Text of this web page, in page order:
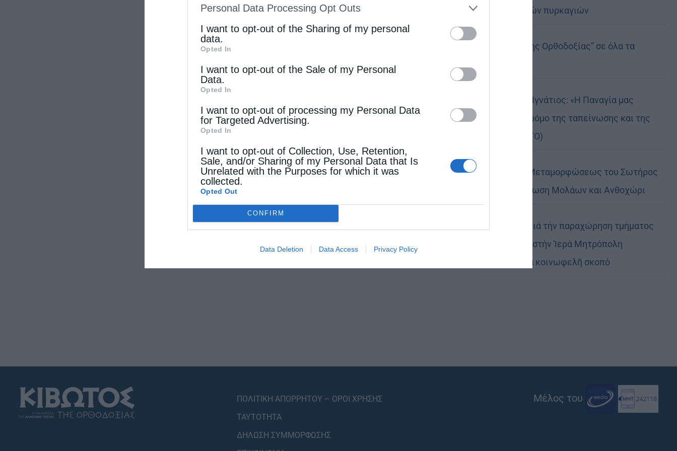
IAB’s List of Downstream Participantsthat may further disclose it to
other third parties.
Personal Data Processing Opt Outs
I want to opt-out of the Sharing of my personal
data.
Opted In
I want to opt-out of the Sale of my Personal
Data.
Opted In
I want to opt-out of processing my Personal Data
for Targeted Advertising.
Opted In
I want to opt-out of Collection, Use, Retention,
Sale, and/or Sharing of my Personal Data that Is
Unrelated with the Purposes for which it was
collected.
Opted Out
CONFIRM
Data Deletion Data Access Privacy Policy
καταστροφικών πυρκαγιών
Η “Κιβωτός της Ορθοδοξίας” σε όλα τα
Δημητριάδος Ιγνάτιος: «Η Παναγία μας
δείχνει τον δρόμο της ταπείνωσης και της
σιωπής» (ΦΩΤΟ)
Η εορτή της Μεταμορφώσεως του Σωτήρος
σε Μεταμόρφωση Μολάων και Ανθοχώρι
Εὐχαριστίες γιά τήν παραχώρηση τμήματος
στρατοπέδου στήν Ἱερά Μητρόπολη
Καστορίας γιά κοινωφελῆ σκοπό
ΠΟΛΙΤΙΚΗ ΑΠΟΡΡΗΤΟΥ – ΟΡΟΙ ΧΡΗΣΗΣ
ΤΑΥΤΟΤΗΤΑ
ΔΗΛΩΣΗ ΣΥΜΜΟΡΦΩΣΗΣ
Μέλος του